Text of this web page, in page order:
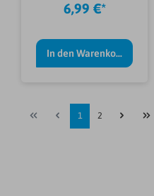
6,99 €*
In den Warenkorb
1 2